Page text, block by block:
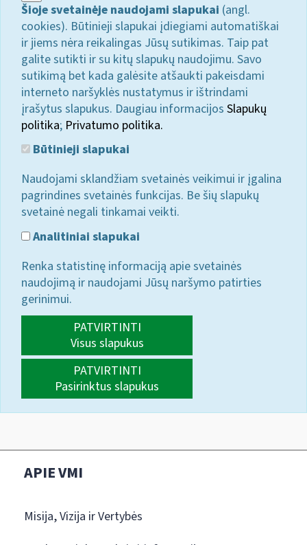
Šioje svetainėje naudojami slapukai (angl.
cookies). Būtinieji slapukai įdiegiami automatiškai
ir jiems nėra reikalingas Jūsų sutikimas. Taip pat
galite sutikti ir su kitų slapukų naudojimu. Savo
sutikimą bet kada galėsite atšaukti pakeisdami
interneto naršyklės nustatymus ir ištrindami
įrašytus slapukus. Daugiau informacijos Slapukų
politika; Privatumo politika.
Būtinieji slapukai
Naudojami sklandžiam svetainės veikimui ir įgalina
pagrindines svetainės funkcijas. Be šių slapukų
svetainė negali tinkamai veikti.
Analitiniai slapukai
Renka statistinę informaciją apie svetainės
naudojimą ir naudojami Jūsų naršymo patirties
gerinimui.
PATVIRTINTI
Visus slapukus
PATVIRTINTI
Pasirinktus slapukus
APIE VMI
Misija, Vizija ir Vertybės